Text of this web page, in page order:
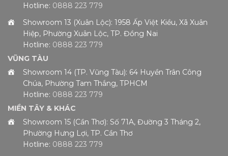
Hotline: 0888 223 779
Showroom 13 (Xuân Lộc): 1958 Ấp Việt Kiều, Xã Xuân
Hiệp, Phường Xuân Lộc, TP. Đồng Nai
Hotline: 0888 223 779
VŨNG TÀU
Showroom 14 (TP. Vũng Tàu): 64 Huyền Trân Công
Chúa, Phường Tam Thắng, TPHCM
Hotline: 0888 223 779
MIỀN TÂY & KHÁC
Showroom 15 (Cần Thơ): Số 71A, Đường 3 Tháng 2,
Phường Hưng Lợi, TP. Cần Thơ
Hotline: 0888 223 779